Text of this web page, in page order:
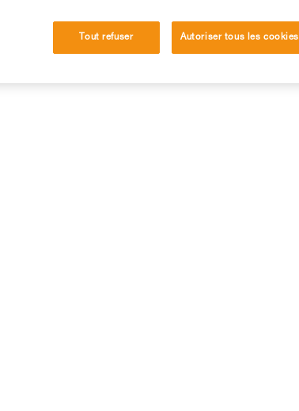
Tout refuser Autoriser tous les cookies